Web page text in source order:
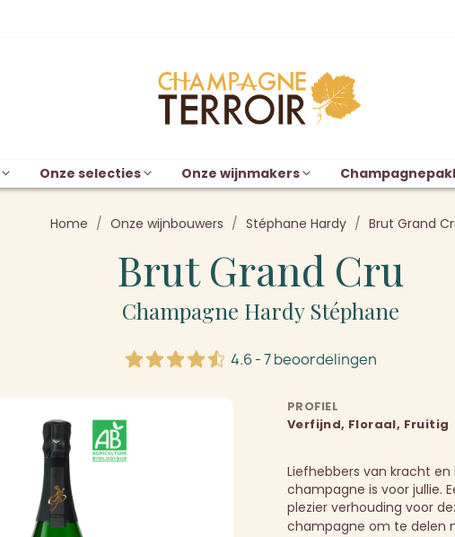
Onze selecties Onze wijnmakers
Home Onze wijnbouwers Stéphane Hardy Brut Grand
Brut Grand Cru
Champagne Hardy Stéphane
4.6 - 7 beoordelingen
PROFIEL
Verfijnd, Floraal, Fruitig
Liefhebbers van kracht
champagne is voor jullie.
plezier verhouding voor
champagne om te delen